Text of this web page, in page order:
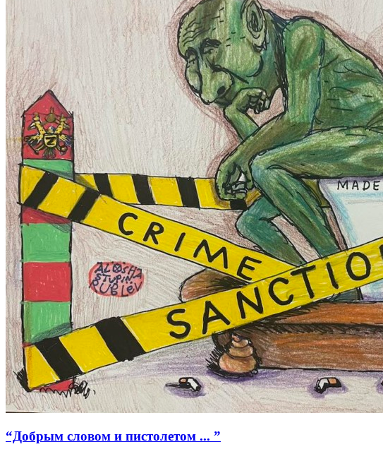
“Добрым словом и пистолетом ... ”